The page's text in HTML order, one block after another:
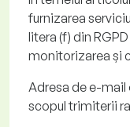
furnizarea
litera (f) din
monitorizarea și
Adresa de e-
scopul trimiterii